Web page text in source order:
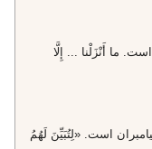
ما أَنْزَلْنا ... إِلَّا
است. «لِتُبَيِّنَ لَهُمُ